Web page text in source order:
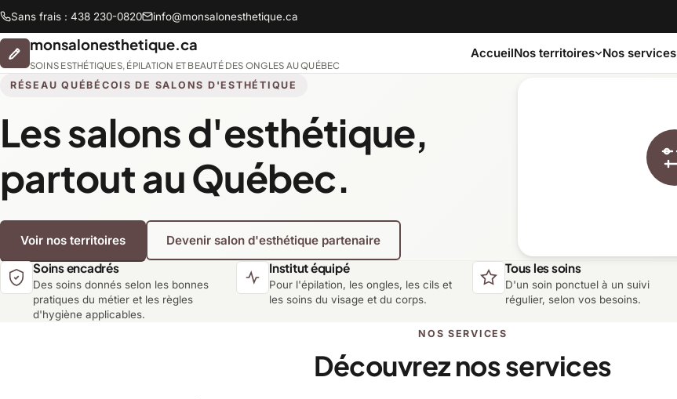
Sans frais : 438 230-0820 info@monsalonesthetique.ca
monsalonesthetique.ca
SOINS ESTHÉTIQUES, ÉPILATION ET BEAUTÉ DES ONGLES AU QUÉBEC
AccueilNos territoires
Bas-Saint-Laurent Capitale-Nationale
Lanaudière Laurentides Laval
Montérégie Nord-du-Québec
Nos services
RÉSEAU QUÉBÉCOIS DE SALONS D'ESTHÉTIQUE
Les salons d'esthétique,
partout au Québec.
Voir nos territoires Devenir salon d'esthétique partenaire
Soins encadrés
Des soins donnés selon les bonnes
pratiques du métier et les règles
d'hygiène applicables.
Institut équipé
Pour l'épilation, les ongles, les cils et
les soins du visage et du corps.
Tous les soins
D'un soin ponctuel à un suivi
régulier, selon vos besoins.
NOS SERVICES
Découvrez nos services